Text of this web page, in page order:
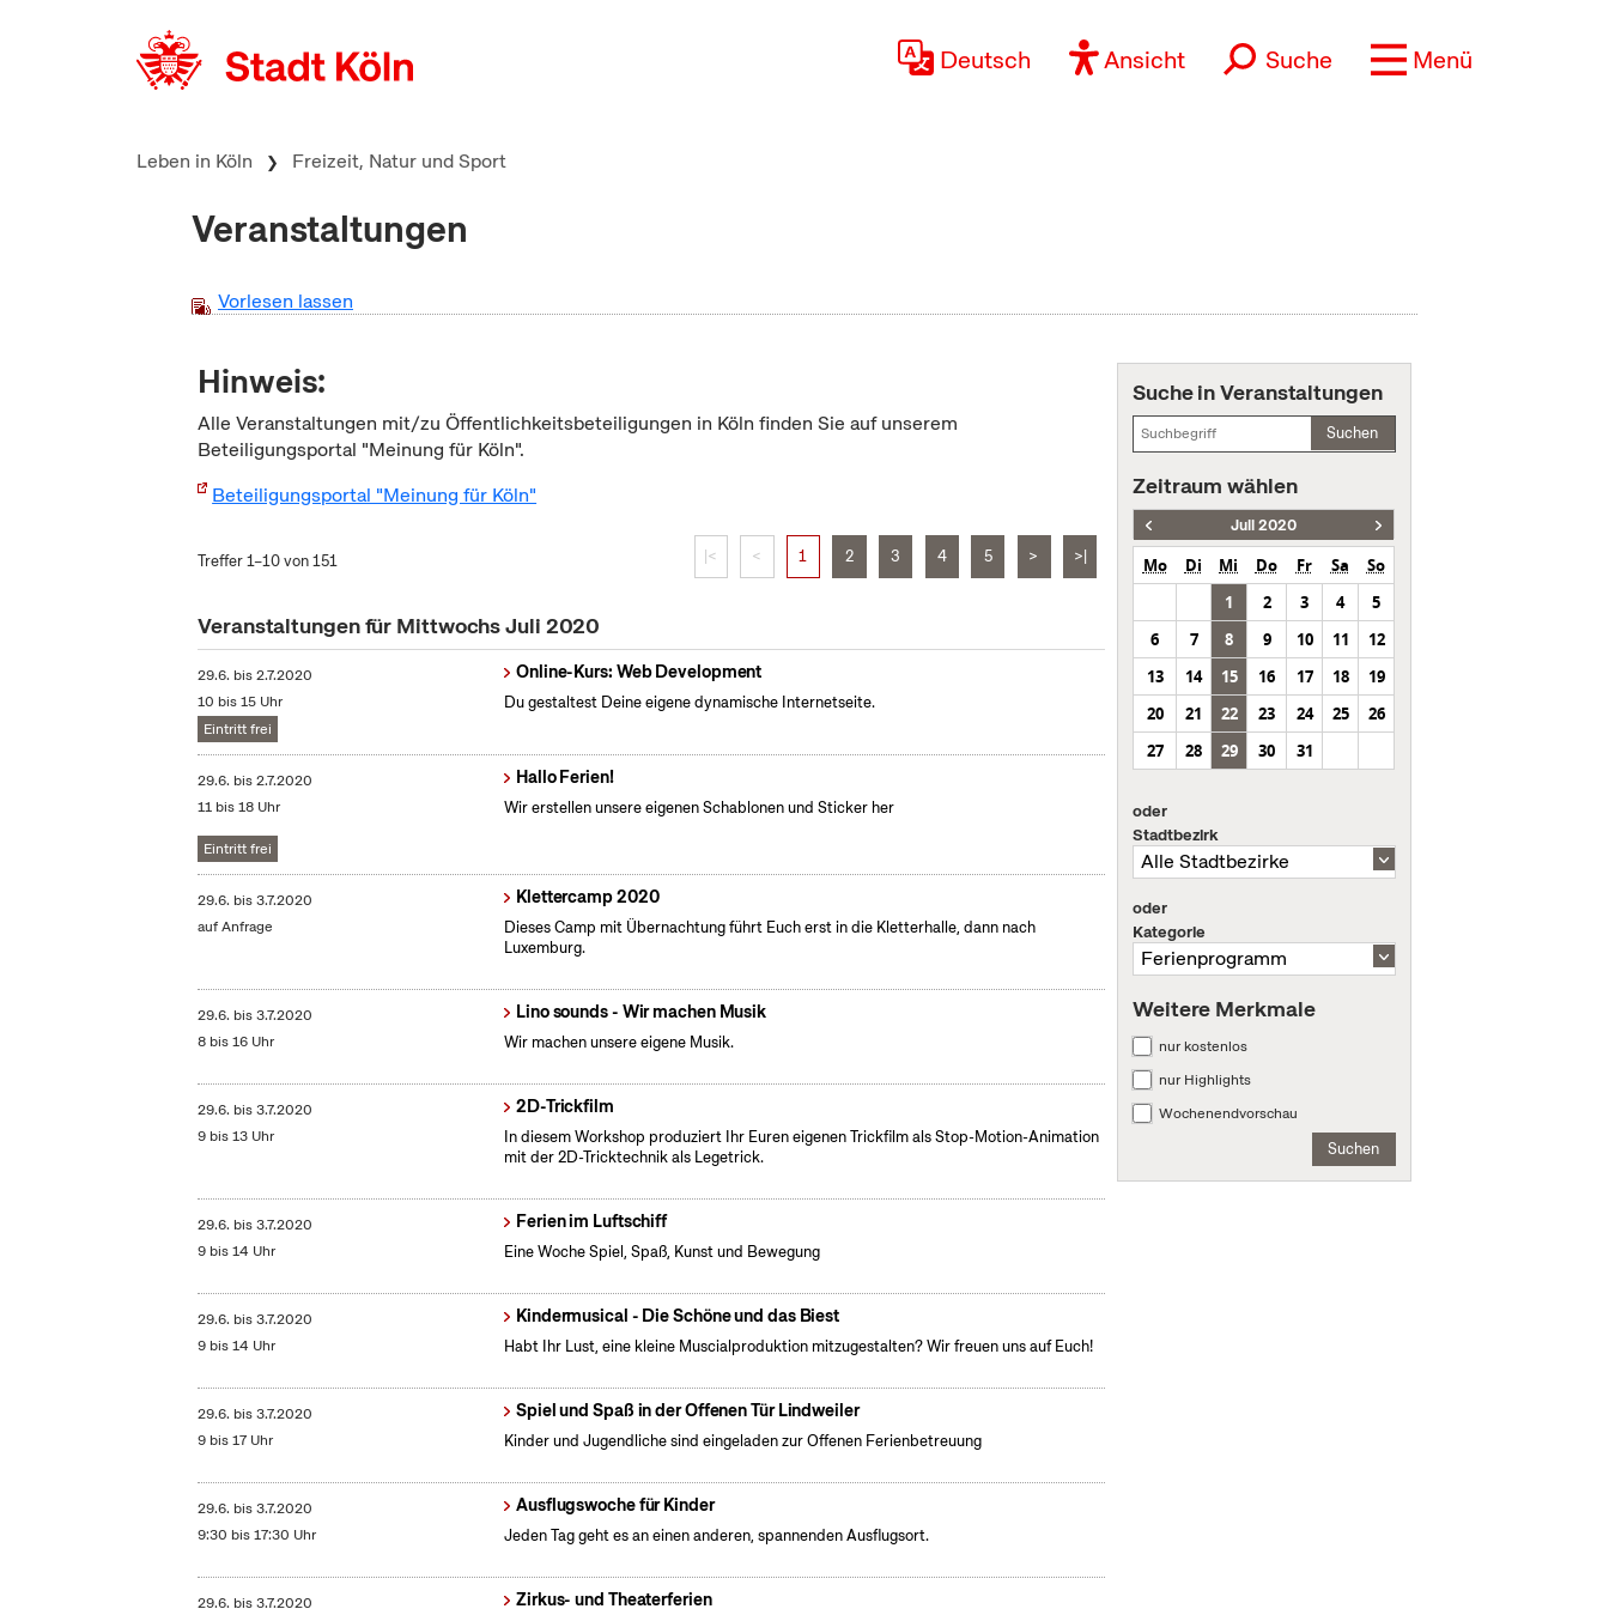
Deutsch Ansicht Suche Menü
Leben in Köln Freizeit, Natur und Sport
Veranstaltungen
Vorlesen lassen
Hinweis:
Alle Veranstaltungen mit/zu Öffentlichkeitsbeteiligungen in Köln finden Sie auf unserem
Beteiligungsportal "Meinung für Köln".
Beteiligungsportal "Meinung für Köln"
Treffer 1–10 von 151 |< < 1 2 3 4 5 > >|
Veranstaltungen für Mittwochs Juli 2020
29.6. bis2.7.2020
10 bis 15 Uhr
Eintritt frei
Online-Kurs: Web Development
Du gestaltest Deine eigene dynamische Internetseite.
29.6. bis2.7.2020
11 bis 18 Uhr
Eintritt frei
Hallo Ferien!
Wir erstellen unsere eigenen Schablonen und Sticker her
29.6. bis3.7.2020
auf Anfrage
Klettercamp 2020
Dieses Camp mit Übernachtung führt Euch erst in die Kletterhalle, dann nach
Luxemburg.
29.6. bis3.7.2020
8 bis 16 Uhr
Lino sounds - Wir machen Musik
Wir machen unsere eigene Musik.
29.6. bis3.7.2020
9 bis 13 Uhr
2D-Trickfilm
In diesem Workshop produziert Ihr Euren eigenen Trickfilm als Stop-Motion-Animation
mit der 2D-Tricktechnik als Legetrick.
29.6. bis3.7.2020
9 bis 14 Uhr
Ferien im Luftschiff
Eine Woche Spiel, Spaß, Kunst und Bewegung
29.6. bis3.7.2020
9 bis 14 Uhr
Kindermusical - Die Schöne und das Biest
Habt Ihr Lust, eine kleine Muscialproduktion mitzugestalten? Wir freuen uns auf Euch!
29.6. bis3.7.2020
9 bis 17 Uhr
Spiel und Spaß in der Offenen Tür Lindweiler
Kinder und Jugendliche sind eingeladen zur Offenen Ferienbetreuung
29.6. bis3.7.2020
9:30 bis 17:30 Uhr
Ausflugswoche für Kinder
Jeden Tag geht es an einen anderen, spannenden Ausflugsort.
29.6. bis3.7.2020 Zirkus- und Theaterferien
Suche in Veranstaltungen
Suchen
Zeitraum wählen
Juli 2020
Mo Di Mi Do Fr Sa
So
1
2 3 4
5
6
7 8 9 10 11
12
13
14 15 16 17 18
19
20
21 22 23 24 25
26
27
28 29 30 31
oder
Stadtbezirk
oder
Kategorie
Weitere Merkmale
nur kostenlos
nur Highlights
Wochenendvorschau
Suchen